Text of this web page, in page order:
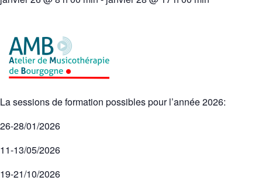
La sessions de formation possibles pour l’année 2026:
26-28/01/2026
11-13/05/2026
19-21/10/2026